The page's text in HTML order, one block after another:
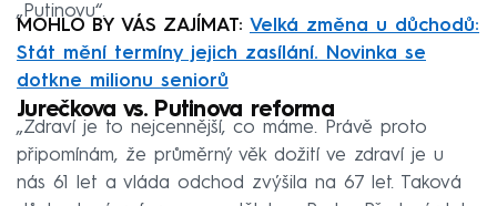
„Putinovu“.
MOHLO BY VÁS ZAJÍMAT: Velká změna u důchodů:
Stát mění termíny jejich zasílání. Novinka se
dotkne milionu seniorů
Jurečkova vs. Putinova reforma
„Zdraví je to nejcennější, co máme. Právě proto
připomínám, že průměrný věk dožití ve zdraví je u
nás 61 let a vláda odchod zvýšila na 67 let. Taková